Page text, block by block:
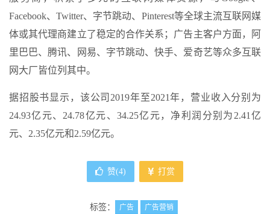
Facebook、Twitter、字节跳动、Pinterest等全球主流互联网媒
体或其代理商建立了稳定的合作关系；广告主客户方面，阿
里巴巴、腾讯、网易、字节跳动、快手、爱奇艺等众多互联
网大厂皆位列其中。
据招股书显示，该公司2019年至2021年，营业收入分别为
24.93亿元、24.78亿元、34.25亿元，净利润分别为2.41亿
元、2.35亿元和2.59亿元。
赞(4) 打赏
标签： 广告 广告营销